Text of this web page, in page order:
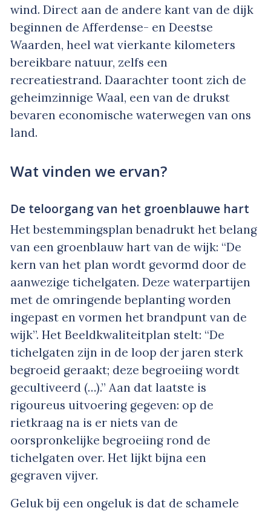
wind. Direct aan de andere kant van de dijk
beginnen de Afferdense- en Deestse
Waarden, heel wat vierkante kilometers
bereikbare natuur, zelfs een
recreatiestrand. Daarachter toont zich de
geheimzinnige Waal, een van de drukst
bevaren economische waterwegen van ons
land.
Wat vinden we ervan?
De teloorgang van het groenblauwe hart
Het bestemmingsplan benadrukt het belang
van een groenblauw hart van de wijk: “De
kern van het plan wordt gevormd door de
aanwezige tichelgaten. Deze waterpartijen
met de omringende beplanting worden
ingepast en vormen het brandpunt van de
wijk”. Het Beeldkwaliteitplan stelt: “De
tichelgaten zijn in de loop der jaren sterk
begroeid geraakt; deze begroeiing wordt
gecultiveerd (…).” Aan dat laatste is
rigoureus uitvoering gegeven: op de
rietkraag na is er niets van de
oorspronkelijke begroeiing rond de
tichelgaten over. Het lijkt bijna een
gegraven vijver.
Geluk bij een ongeluk is dat de schamele